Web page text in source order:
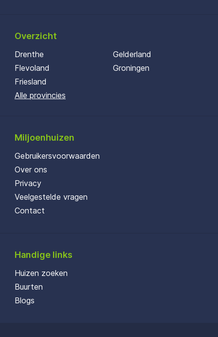
Overzicht
Drenthe
Flevoland
Friesland
Gelderland
Groningen
Alle provincies
Miljoenhuizen
Gebruikersvoorwaarden
Over ons
Privacy
Veelgestelde vragen
Contact
Handige links
Huizen zoeken
Buurten
Blogs